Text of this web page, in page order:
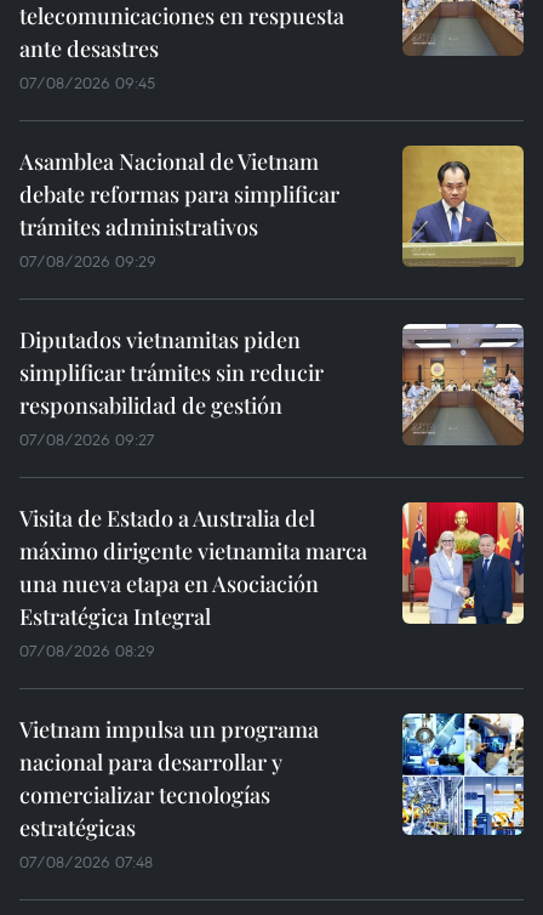
telecomunicaciones en respuesta
ante desastres
07/08/2026 09:45
Asamblea Nacional de Vietnam
debate reformas para simplificar
trámites administrativos
07/08/2026 09:29
Diputados vietnamitas piden
simplificar trámites sin reducir
responsabilidad de gestión
07/08/2026 09:27
Visita de Estado a Australia del
máximo dirigente vietnamita marca
una nueva etapa en Asociación
Estratégica Integral
07/08/2026 08:29
Vietnam impulsa un programa
nacional para desarrollar y
comercializar tecnologías
estratégicas
07/08/2026 07:48